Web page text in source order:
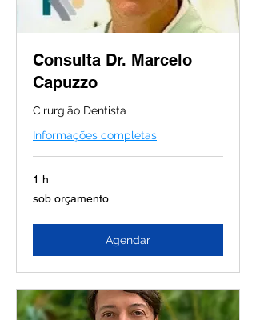
Consulta Dr. Marcelo
Capuzzo
Cirurgião Dentista
Informações completas
1 h
sob
orçamento
sob orçamento
Agendar